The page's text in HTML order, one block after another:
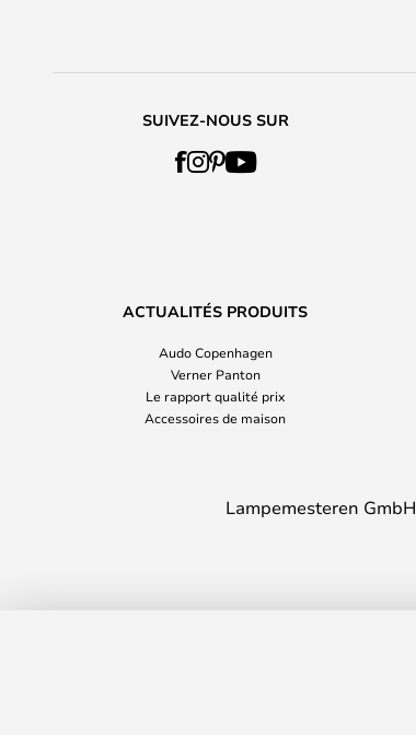
SUIVEZ-NOUS SUR
ACTUALITÉS PRODUITS
Audo Copenhagen
Verner Panton
Le rapport qualité prix
Accessoires de maison
Lampemesteren GmbH